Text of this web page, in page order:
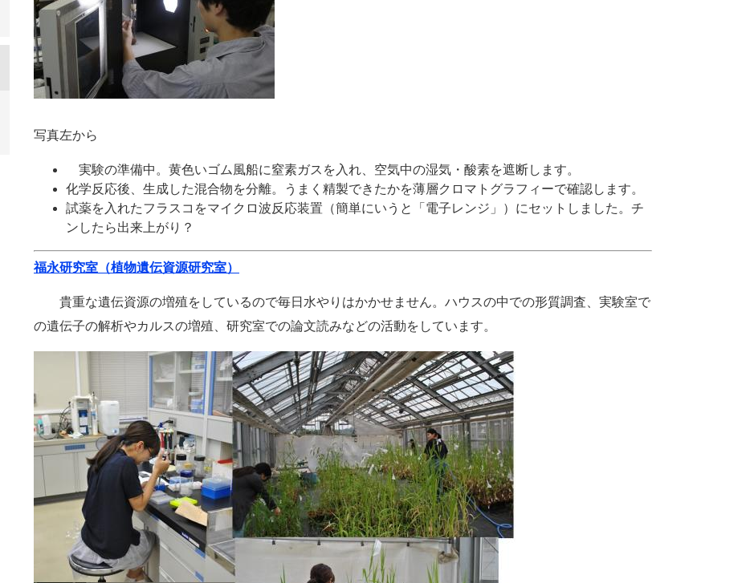
写真左から
実験の準備中。黄色いゴム風船に窒素ガスを入れ、空気中の湿気・酸素を遮断します。
化学反応後、生成した混合物を分離。うまく精製できたかを薄層クロマトグラフィーで確認します。
試薬を入れたフラスコをマイクロ波反応装置（簡単にいうと「電子レンジ」）にセットしました。チ
ンしたら出来上がり？
福永研究室（植物遺伝資源研究室）
貴重な遺伝資源の増殖をしているので毎日水やりはかかせません。ハウスの中での形質調査、実験室で
の遺伝子の解析やカルスの増殖、研究室での論文読みなどの活動をしています。